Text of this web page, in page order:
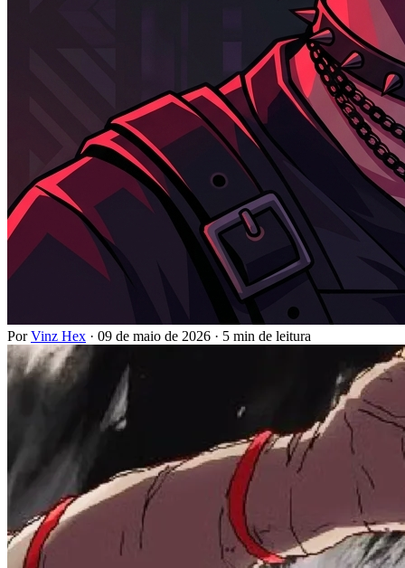
PorVinz Hex · 09 de maio de 2026 · 5 min de leitura